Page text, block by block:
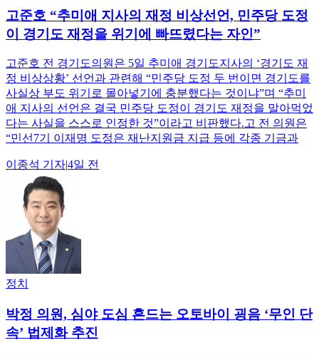
고준호 “추미애 지사의 재정 비상선언, 민주당 도정
이 경기도 재정을 위기에 빠뜨렸다는 자인”
고준호 전 경기도의원은 5일 추미애 경기도지사의 ‘경기도 재
정 비상상황’ 선언과 관련해 “민주당 도정 두 번이면 경기도를
사실상 부도 위기로 몰아넣기에 충분했다는 것이냐”며 “추미
애 지사의 선언은 결국 민주당 도정이 경기도 재정을 말아먹었
다는 사실을 스스로 인정한 것”이라고 비판했다.고 전 의원은
“민선7기 이재명 도정은 재난지원금 지급 등에 각종 기금과
이종석 기자|4일 전
정치
박정 의원, 심야 도심 흔드는 오토바이 굉음 ‘무인 단
속’ 법제화 추진